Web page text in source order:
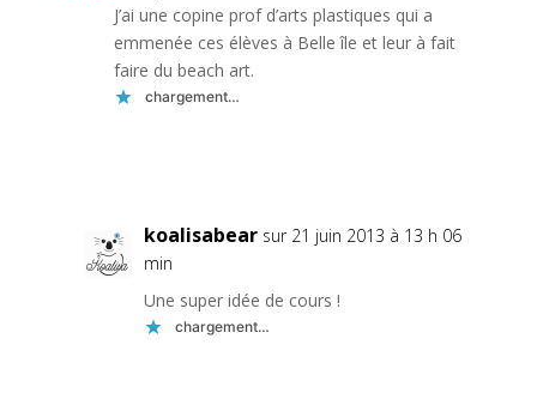
J’ai une copine prof d’arts plastiques qui a
emmenée ces élèves à Belle île et leur à fait
faire du beach art.
chargement…
koalisabear sur 21 juin 2013 à 13 h 06
min
Une super idée de cours !
chargement…